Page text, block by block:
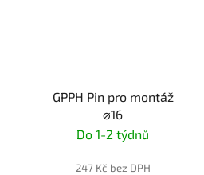
GPPH Pin pro montáž
⌀16
Do 1-2 týdnů
247 Kč bez DPH